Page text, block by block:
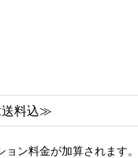
料込≫
ン料金が加算されます。